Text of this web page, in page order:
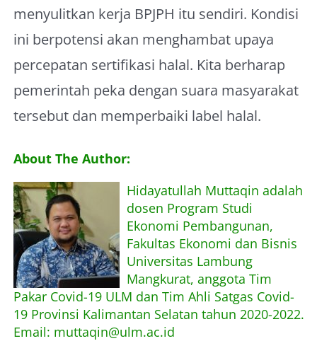
menyulitkan kerja BPJPH itu sendiri. Kondisi
ini berpotensi akan menghambat upaya
percepatan sertifikasi halal. Kita berharap
pemerintah peka dengan suara masyarakat
tersebut dan memperbaiki label halal.
About The Author:
Hidayatullah Muttaqin adalah
dosen Program Studi
Ekonomi Pembangunan,
Fakultas Ekonomi dan Bisnis
Universitas Lambung
Mangkurat, anggota Tim
Pakar Covid-19 ULM dan Tim Ahli Satgas Covid-
19 Provinsi Kalimantan Selatan tahun 2020-2022.
Email: muttaqin@ulm.ac.id